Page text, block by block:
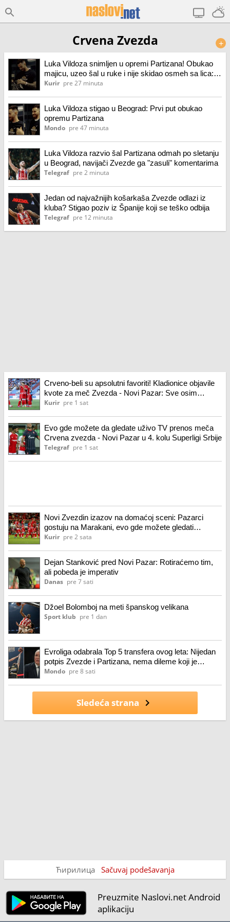
Crvena Zvezda +
Luka Vildoza snimljen u opremi Partizana! Obukao
majicu, uzeo šal u ruke i nije skidao osmeh sa lica:
Zbog Argentinca oglasio se i klub!
Kurir pre 27 minuta
Luka Vildoza stigao u Beograd: Prvi put obukao
opremu Partizana
Mondo pre 47 minuta
Luka Vildoza razvio šal Partizana odmah po sletanju
u Beograd, navijači Zvezde ga "zasuli" komentarima
Telegraf pre 2 minuta
Jedan od najvažnijih košarkaša Zvezde odlazi iz
kluba? Stigao poziv iz Španije koji se teško odbija
Telegraf pre 12 minuta
Crveno-beli su apsolutni favoriti! Kladionice objavile
kvote za meč Zvezda - Novi Pazar: Sve osim
pobede čete Dejana Stankovića bila bi senzacija!
Kurir pre 1 sat
Evo gde možete da gledate uživo TV prenos meča
Crvena zvezda - Novi Pazar u 4. kolu Superligi Srbije
Telegraf pre 1 sat
Novi Zvezdin izazov na domaćoj sceni: Pazarci
gostuju na Marakani, evo gde možete gledati
direktan prenos ovog meča
Kurir pre 2 sata
Dejan Stanković pred Novi Pazar: Rotiraćemo tim,
ali pobeda je imperativ
Danas pre 7 sati
Džoel Bolomboj na meti španskog velikana
Sport klub pre 1 dan
Evroliga odabrala Top 5 transfera ovog leta: Nijedan
potpis Zvezde i Partizana, nema dileme koji je
najveći
Mondo pre 8 sati
Sledeća strana
Ћирилица Sačuvaj podešavanja
Preuzmite Naslovi.net Android
aplikaciju